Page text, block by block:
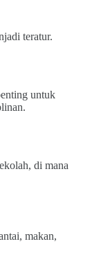
teratur.
untuk
di mana
makan,